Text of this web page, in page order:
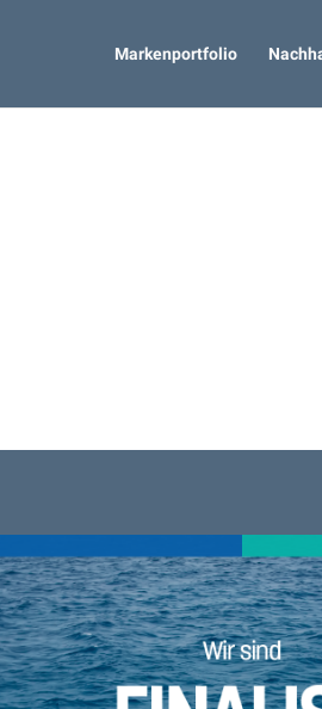
Markenportfolio